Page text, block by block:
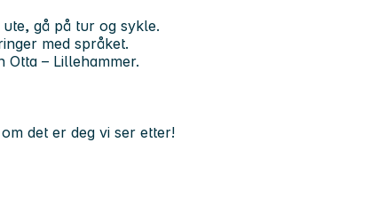
gå på tur og sykle.
med språket.
– Lillehammer.
det er deg vi ser etter!